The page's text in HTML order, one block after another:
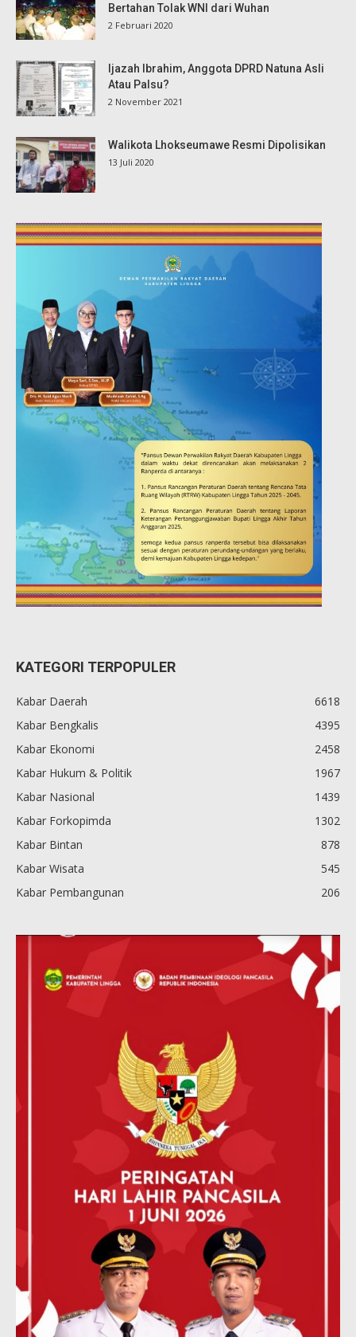
Bertahan Tolak WNI dari Wuhan
2 Februari 2020
Ijazah Ibrahim, Anggota DPRD Natuna Asli
Atau Palsu?
2 November 2021
Walikota Lhokseumawe Resmi Dipolisikan
13 Juli 2020
KATEGORI TERPOPULER
Kabar Daerah
6618
Kabar Bengkalis
4395
Kabar Ekonomi
2458
Kabar Hukum & Politik
1967
Kabar Nasional
1439
Kabar Forkopimda
1302
Kabar Bintan
878
Kabar Wisata
545
Kabar Pembangunan
206